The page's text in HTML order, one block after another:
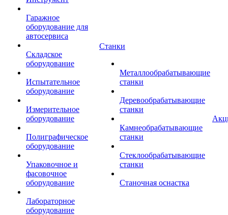
Гаражное
оборудование для
автосервиса
Складское
оборудование
Испытательное
оборудование
Измерительное
оборудование
Полиграфическое
оборудование
Упаковочное и
фасовочное
оборудование
Лабораторное
оборудование
Станки
Металлообрабатывающие
станки
Деревообрабатывающие
станки
Камнеобрабатывающие
станки
Стеклообрабатывающие
станки
Станочная оснастка